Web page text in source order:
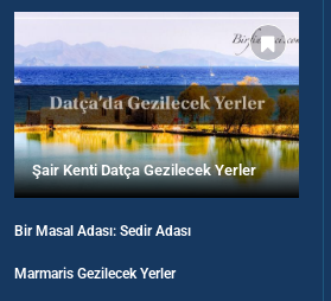
Şair Kenti Datça Gezilecek Yerler
Bir Masal Adası: Sedir Adası
Marmaris Gezilecek Yerler